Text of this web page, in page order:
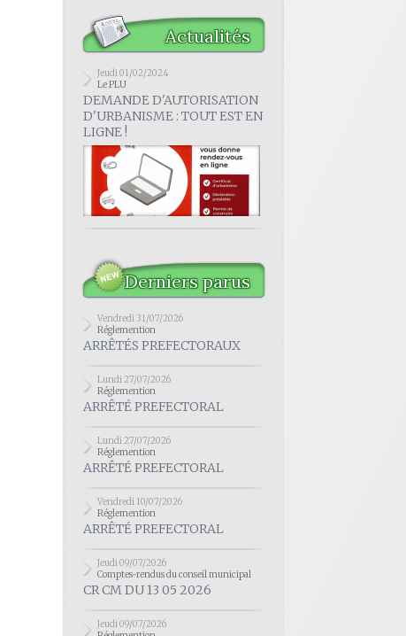
Actualités
Jeudi 01/02/2024
Le PLU
DEMANDE D'AUTORISATION
D'URBANISME : TOUT EST EN
LIGNE !
Derniers parus
Vendredi 31/07/2026
Réglemention
ARRÊTÉS PREFECTORAUX
Lundi 27/07/2026
Réglemention
ARRÊTÉ PREFECTORAL
Lundi 27/07/2026
Réglemention
ARRÊTÉ PREFECTORAL
Vendredi 10/07/2026
Réglemention
ARRÊTÉ PREFECTORAL
Jeudi 09/07/2026
Comptes-rendus du conseil municipal
CR CM DU 13 05 2026
Jeudi 09/07/2026